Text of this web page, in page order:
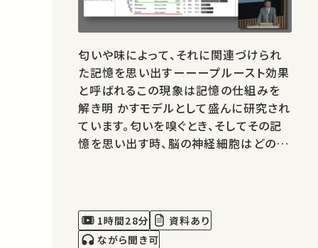
匂いや味によって、それに関連づけられ
た記憶を思い出すーーープルースト効果
と呼ばれるこの現象は記憶の仕組みを
解き明 かすモデルとして盛んに研究され
ています。匂いを嗅ぐとき、そしてその記
憶を思い出す時、脳の神経細胞はどのよ
ます。1時間28分
資料あり
ながら聞き可